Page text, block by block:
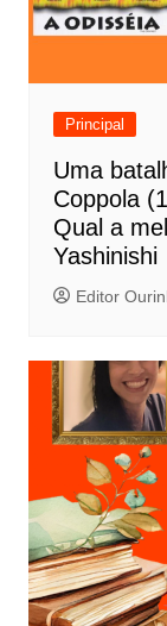
o
d
Principal
Uma
Coppola
Qual a
Yashinishi
Editor